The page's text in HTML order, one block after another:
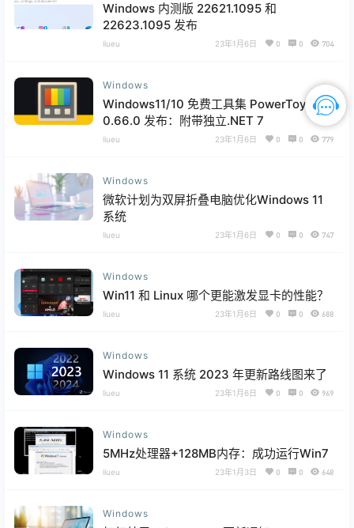
Windows 内测版 22621.1095 和
22623.1095 发布
liueu 23年1月6日 0 0 704
Windows
Windows11/10 免费工具集 PowerToys
0.66.0 发布：附带独立.NET 7
liueu 23年1月6日 0 0 779
Windows
微软计划为双屏折叠电脑优化Windows 11
系统
liueu 23年1月6日 0 0 747
Windows
Win11 和 Linux 哪个更能激发显卡的性能？
liueu 23年1月6日 0 0 688
Windows
Windows 11 系统 2023 年更新路线图来了
liueu 23年1月6日 0 0 969
Windows
5MHz处理器+128MB内存：成功运行Win7
liueu 23年1月3日 0 0 648
Windows